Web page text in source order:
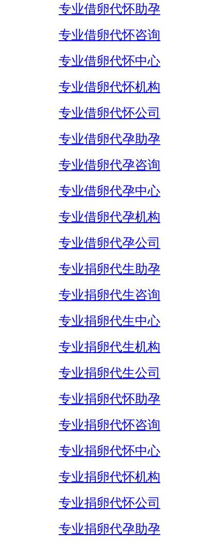
专业借卵代怀助孕
专业借卵代怀咨询
专业借卵代怀中心
专业借卵代怀机构
专业借卵代怀公司
专业借卵代孕助孕
专业借卵代孕咨询
专业借卵代孕中心
专业借卵代孕机构
专业借卵代孕公司
专业捐卵代生助孕
专业捐卵代生咨询
专业捐卵代生中心
专业捐卵代生机构
专业捐卵代生公司
专业捐卵代怀助孕
专业捐卵代怀咨询
专业捐卵代怀中心
专业捐卵代怀机构
专业捐卵代怀公司
专业捐卵代孕助孕